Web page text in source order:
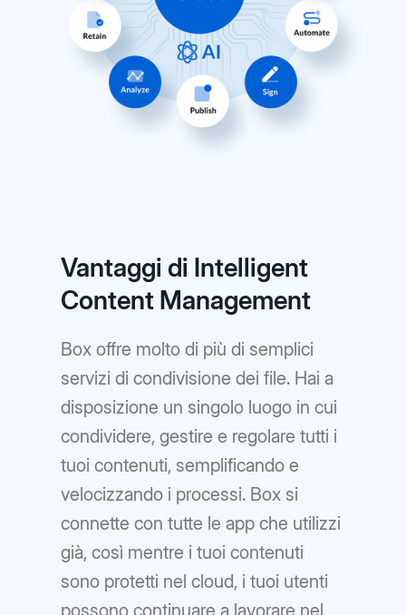
Vantaggi di Intelligent
Content Management
Box offre molto di più di semplici
servizi di condivisione dei file. Hai a
disposizione un singolo luogo in cui
condividere, gestire e regolare tutti i
tuoi contenuti, semplificando e
velocizzando i processi. Box si
connette con tutte le app che utilizzi
già, così mentre i tuoi contenuti
sono protetti nel cloud, i tuoi utenti
possono continuare a lavorare nel